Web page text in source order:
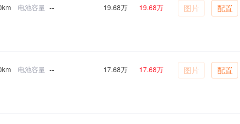
电池容量 -- 19.68万 19.68万 图片 配置
电池容量 -- 17.68万 17.68万 图片 配置